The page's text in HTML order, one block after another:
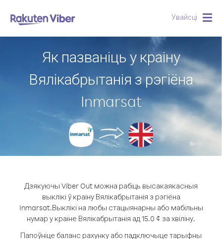
Увайсці
Як пазваніць у краіну
Вялікабрытанія з рэгіёна
Inmarsat
Дзякуючы Viber Out можна рабіць высакаякасныя
выклікі ў краіну Вялікабрытанія з рэгіёна
Inmarsat.Выклікі на любы стацыянарны або мабільны
нумар у краіне Вялікабрытанія ад 15.0 ¢ за хвіліну.
Папоўніце баланс рахунку або падключыце тарыфны